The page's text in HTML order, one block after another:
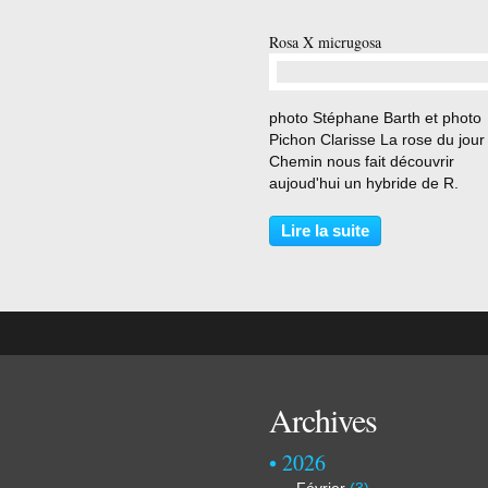
Rosa X micrugosa
photo Stéphane Barth et photo
Pichon Clarisse La rose du jour
Chemin nous fait découvrir
aujoud'hui un hybride de R.
et pourtant fort intéressant qui a
caractères de ses deux parents.
Lire la suite
Archives
2026